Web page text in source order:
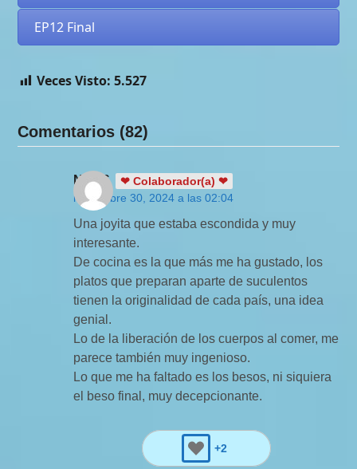
EP12 Final
Veces Visto: 5.527
Comentarios (82)
NinaS
❤ Colaborador(a) ❤
noviembre 30, 2024 a las 02:04
Una joyita que estaba escondida y muy
interesante.
De cocina es la que más me ha gustado, los
platos que preparan aparte de suculentos
tienen la originalidad de cada país, una idea
genial.
Lo de la liberación de los cuerpos al comer, me
parece también muy ingenioso.
Lo que me ha faltado es los besos, ni siquiera
el beso final, muy decepcionante.
+2